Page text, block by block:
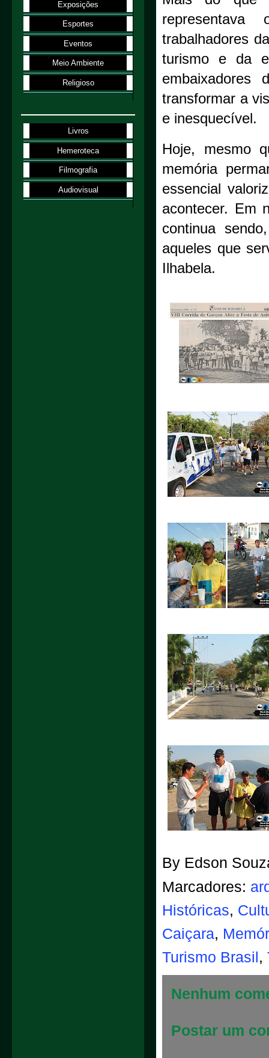
trabalhadores
turismo e da
embaixadores
transformar a
e inesquecível.
Hoje, mesmo
memória
essencial
acontecer. Em
continua
aqueles que
Ilhabela.
By Edson
Marcadores:
Históricas,
Caiçara,
Turismo Brasil ,
Nenhum
Postar um
Exposições
Esportes
Eventos
Meio Ambiente
Religioso
Livros
Hemeroteca
Filmografia
Audiovisual